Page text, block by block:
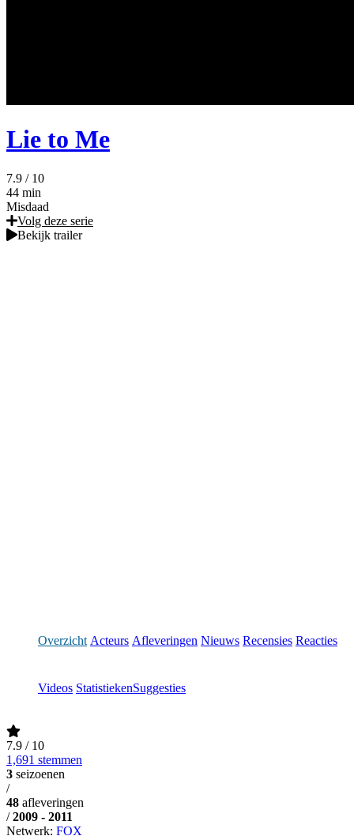
Lie to Me
7.9 / 10
44 min
Misdaad
Volg deze serie
Bekijk trailer
Overzicht Acteurs Afleveringen Nieuws Recensies Reacties
Videos StatistiekenSuggesties
7.9 / 10
1,691 stemmen
3 seizoenen
/
48 afleveringen
/ 2009 - 2011
Netwerk: FOX